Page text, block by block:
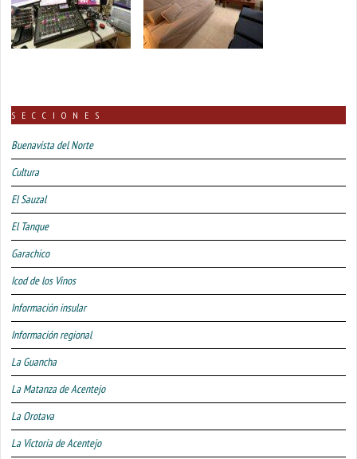
SECCIONES
Buenavista del Norte
Cultura
El Sauzal
El Tanque
Garachico
Icod de los Vinos
Información insular
Información regional
La Guancha
La Matanza de Acentejo
La Orotava
La Victoria de Acentejo